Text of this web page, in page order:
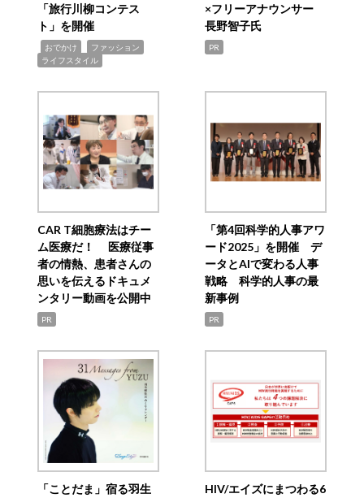
「旅行川柳コンテス
ト」を開催
おでかけ ファッション
ライフスタイル
×フリーアナウンサー
長野智子氏
PR
CAR T細胞療法はチー
ム医療だ！ 医療従事
者の情熱、患者さんの
思いを伝えるドキュメ
ンタリー動画を公開中
PR
「第4回科学的人事アワ
ード2025」を開催 デ
ータとAIで変わる人事
戦略 科学的人事の最
新事例
PR
「ことだま」宿る羽生
HIV/エイズにまつわる6